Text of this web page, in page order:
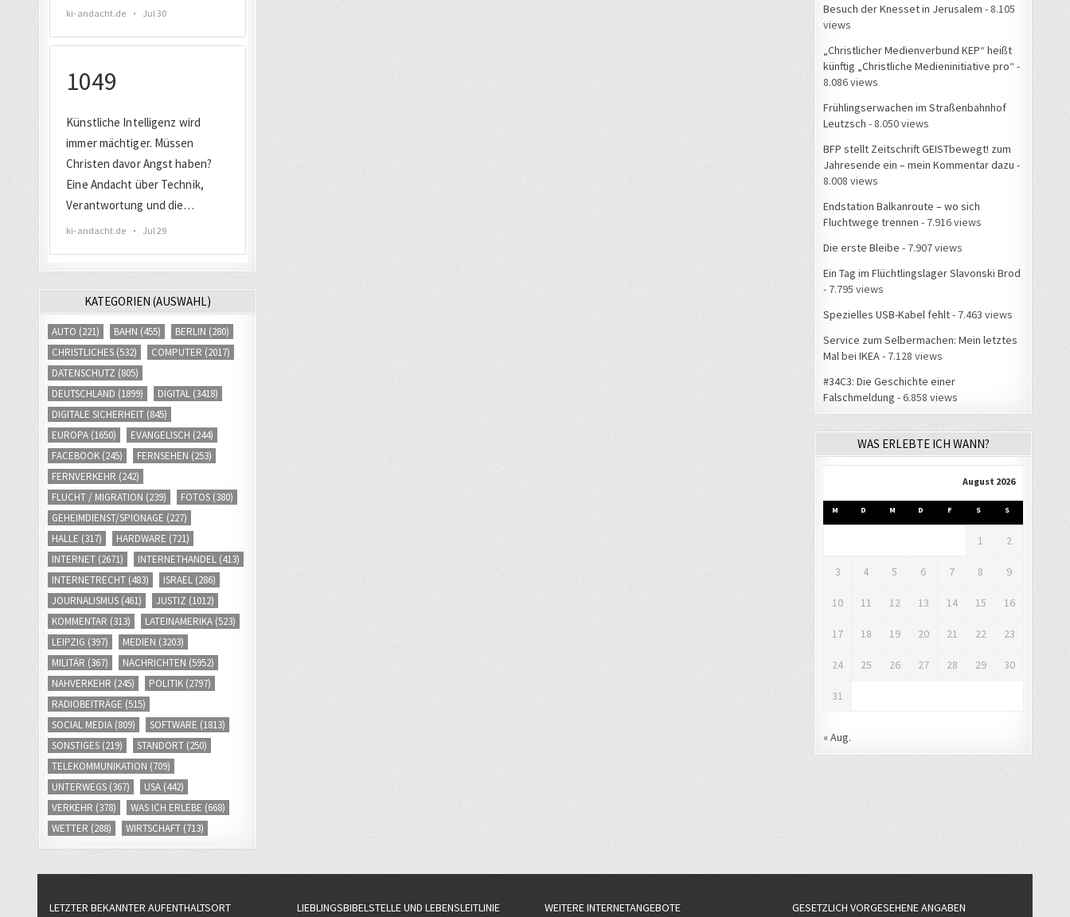
KATEGORIEN (AUSWAHL)
AUTO (221) BAHN (455) BERLIN (280)
CHRISTLICHES (532) COMPUTER (2017)
DATENSCHUTZ (805)
DEUTSCHLAND (1899) DIGITAL (3418)
DIGITALE SICHERHEIT (845)
EUROPA (1650) EVANGELISCH (244)
FACEBOOK (245) FERNSEHEN (253)
FERNVERKEHR (242)
FLUCHT / MIGRATION (239) FOTOS (380)
GEHEIMDIENST/SPIONAGE (227)
HALLE (317) HARDWARE (721)
INTERNET (2671) INTERNETHANDEL (413)
INTERNETRECHT (483) ISRAEL (286)
JOURNALISMUS (461) JUSTIZ (1012)
KOMMENTAR (313) LATEINAMERIKA (523)
LEIPZIG (397) MEDIEN (3203)
MILITÄR (367) NACHRICHTEN (5952)
NAHVERKEHR (245) POLITIK (2797)
RADIOBEITRÄGE (515)
SOCIAL MEDIA (809) SOFTWARE (1813)
SONSTIGES (219) STANDORT (250)
TELEKOMMUNIKATION (709)
UNTERWEGS (367) USA (442)
VERKEHR (378) WAS ICH ERLEBE (668)
WETTER (288) WIRTSCHAFT (713)
Besuch der Knesset in Jerusalem - 8.105
views
„Christlicher Medienverbund KEP“ heißt
künftig „Christliche Medieninitiative pro“ -
8.086 views
Frühlingserwachen im Straßenbahnhof
Leutzsch - 8.050 views
BFP stellt Zeitschrift GEISTbewegt! zum
Jahresende ein – mein Kommentar dazu -
8.008 views
Endstation Balkanroute – wo sich
Fluchtwege trennen - 7.916 views
Die erste Bleibe - 7.907 views
Ein Tag im Flüchtlingslager Slavonski Brod
- 7.795 views
Spezielles USB-Kabel fehlt- 7.463 views
Service zum Selbermachen: Mein letztes
Mal bei IKEA - 7.128 views
#34C3: Die Geschichte einer
Falschmeldung - 6.858 views
WAS ERLEBTE ICH WANN?
August 2026
M D M D F S S
1 2
3 4 5 6 7 8 9
10 11 12 13 14 15 16
17 18 19 20 21 22 23
24 25 26 27 28 29 30
31
« Aug.
LETZTER BEKANNTER AUFENTHALTSORT LIEBLINGSBIBELSTELLE UND LEBENSLEITLINIE WEITERE INTERNETANGEBOTE GESETZLICH VORGESEHENE ANGABEN